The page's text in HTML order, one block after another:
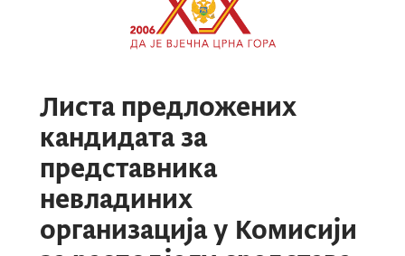
Листа предложених
кандидата за
представника
невладиних
организација у Комисији